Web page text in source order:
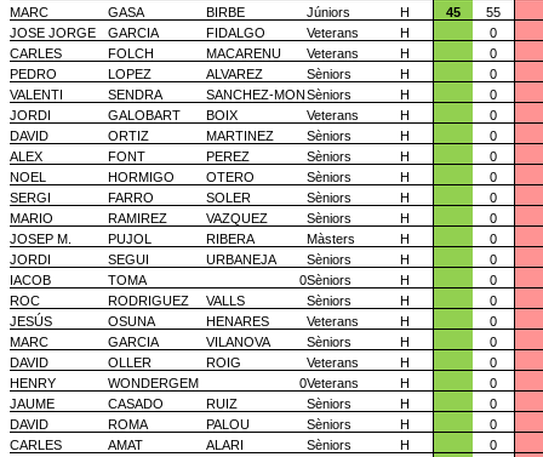
MARC
GASA BIRBE Júniors H 45
55
JOSE JORGE
GARCIA FIDALGO Veterans H
0
CARLES
FOLCH MACARENU Veterans H
0
PEDRO
LOPEZ ALVAREZ Sèniors H
0
VALENTI
SENDRA SANCHEZ-MONSèniors H
0
JORDI
GALOBART BOIX Veterans H
0
DAVID
ORTIZ MARTINEZ Sèniors H
0
ALEX
FONT PEREZ Sèniors H
0
NOEL
HORMIGO OTERO Sèniors H
0
SERGI
FARRO SOLER Sèniors H
0
MARIO
RAMIREZ VAZQUEZ Sèniors H
0
JOSEP M.
PUJOL RIBERA Màsters H
0
JORDI
SEGUI URBANEJA Sèniors H
0
IACOB
TOMA 0Sèniors H
0
ROC
RODRIGUEZ VALLS Sèniors H
0
JESÚS
OSUNA HENARES Veterans H
0
MARC
GARCIA VILANOVA Sèniors H
0
DAVID
OLLER ROIG Veterans H
0
HENRY
WONDERGEM 0Veterans H
0
JAUME
CASADO RUIZ Sèniors H
0
DAVID
ROMA PALOU Sèniors H
0
CARLES
AMAT ALARI Sèniors H
0